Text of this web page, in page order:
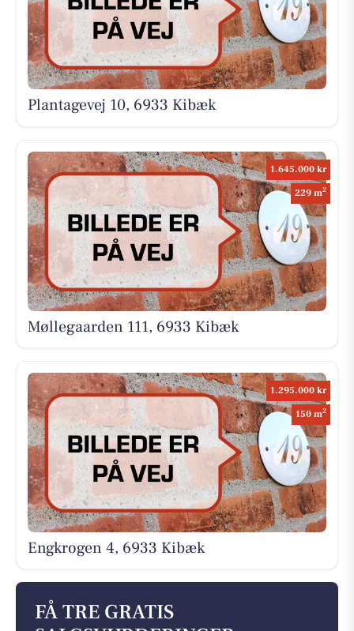
Plantagevej 10, 6933 Kibæk
1.645.000 kr
229 m2
Møllegaarden 111, 6933 Kibæk
1.295.000 kr
150 m2
Engkrogen 4, 6933 Kibæk
FÅ TRE GRATIS